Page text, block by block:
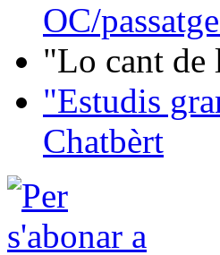
OC/
"Lo cant de
"Estudis
Chatbèrt